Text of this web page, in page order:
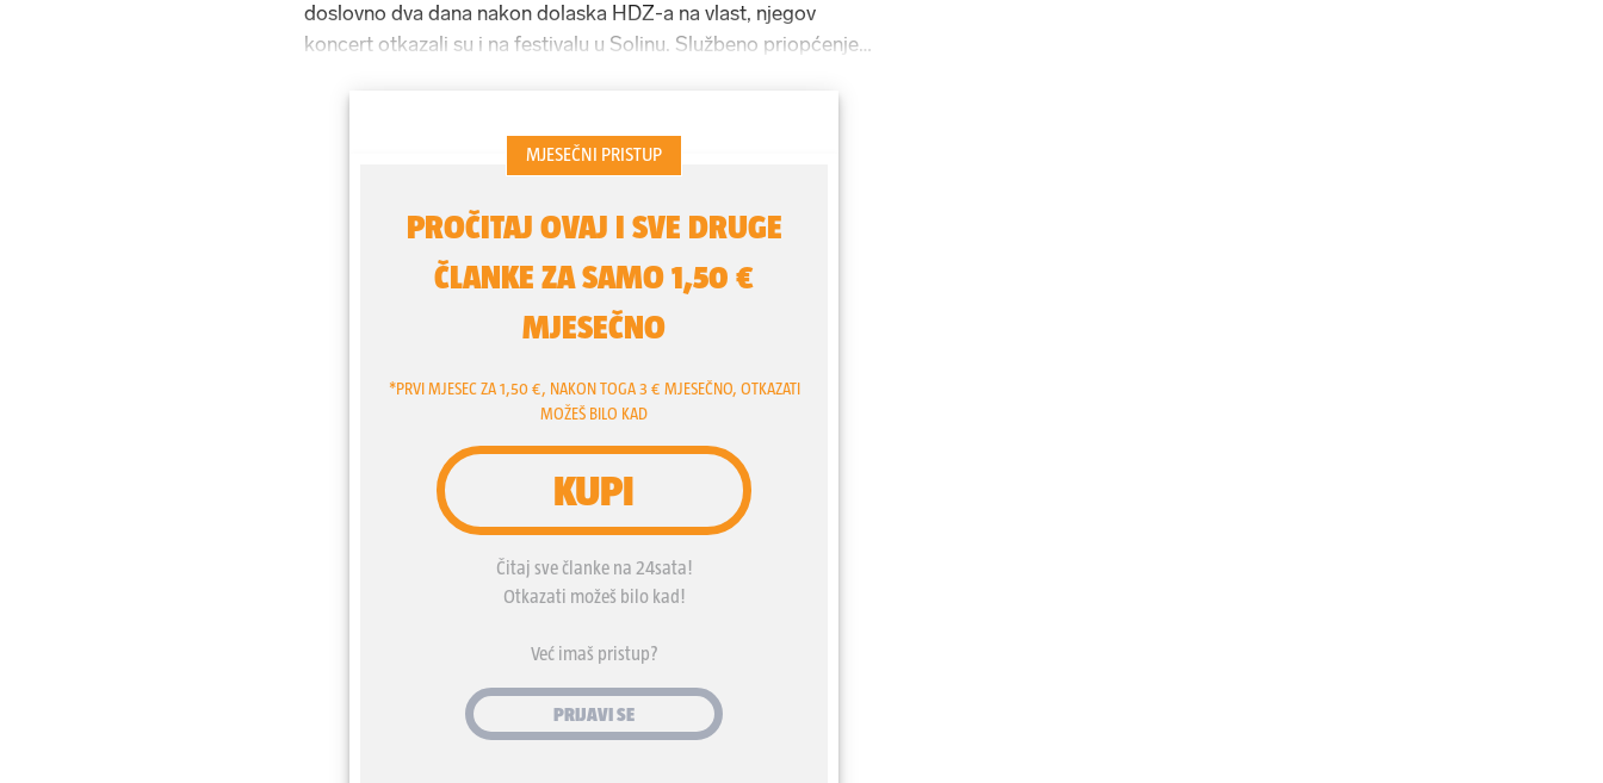
doslovno dva dana nakon dolaska HDZ-a na vlast, njegov
koncert otkazali su i na festivalu u Solinu. Službeno priopćenje
doživljavaju kao politički nepoželjnu osobu. A novi gradonačelnik
Siska pozvao se na financijske razloge, nakon čega je sebi i
je i koncert Leta 3 u Trogiru jer organizatori nisu mogli osigurati
uvjete za nastup pod pritiscima određenih udruga. A na
društvenim mrežama i forumima mjesecima se širi histerija zbog
nastupa Lepe Brene, Aleksandre Prijović i svakog drugog
Hrvatskoj će se ubuduće održavati samo jedan koncert, samo
jednog izvođača, koji ni pod koju cijenu ne smije biti ograničen,
limitiran, otkazan, kamoli zabranjen. Unatoč svim kontroverzama
koje se uz njega vežu. Moglo bi se gotovo reći da je Marko
Perković Thompson postao režimski pjevač: ništa mu ne smije
stati na put, nitko ne smije postaviti nikakva ograničenja, nitko
mu ne smije odrediti nikakve uvjete nastupa.